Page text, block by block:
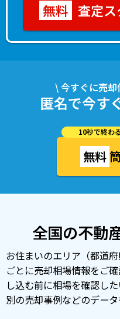
査定ス
\ 今すぐに売
匿名で今す
10秒で終わ
無料
全国の不動
お住まいのエリア（都道
ごとに売却相場情報をご
し込む前に相場を確認し
別の売却事例などのデー